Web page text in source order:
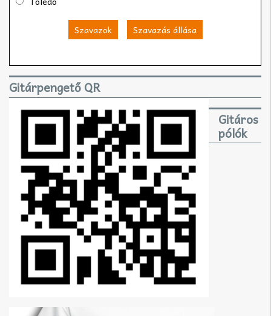
Szavazok Szavazás állása
Gitárpengető QR
Gitáros
pólók